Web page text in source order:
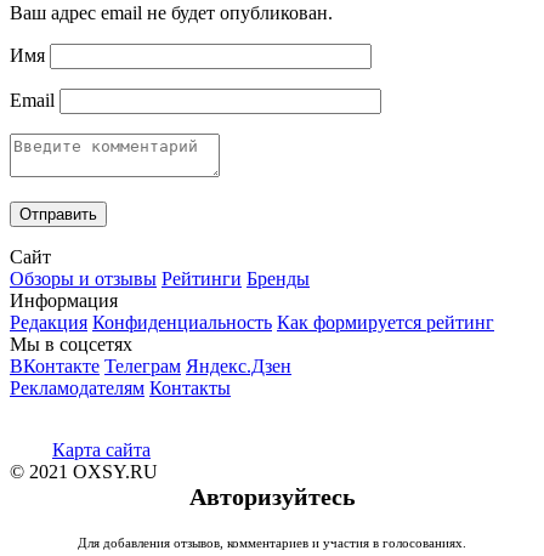
Ваш адрес email не будет опубликован.
Имя
Email
Сайт
Обзоры и отзывы Рейтинги Бренды
Информация
Редакция Конфиденциальность Как формируется рейтинг
Мы в соцсетях
ВКонтакте Телеграм Яндекс.Дзен
Рекламодателям Контакты
Карта сайта
© 2021 OXSY.RU
Авторизуйтесь
Для добавления отзывов, комментариев и участия в голосованиях.